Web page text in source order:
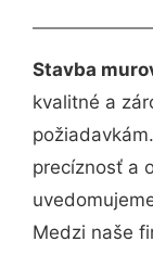
Stavba
kvalitné a
precíznosť a
Medzi naše